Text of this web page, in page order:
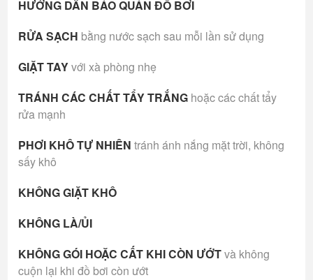
HƯỚNG DẪN BẢO QUẢN ĐỒ BƠI
RỬA SẠCH bằng nước sạch sau mỗi lần sử dụng
GIẶT TAYvới xà phòng nhẹ
TRÁNH CÁC CHẤT TẨY TRẮNG hoặc các chất tẩy
rửa mạnh
PHƠI KHÔ TỰ NHIÊN tránh ánh nắng mặt trời, không
sấy khô
KHÔNG GIẶT KHÔ
KHÔNG LÀ/ỦI
KHÔNG GÓI HOẶC CẤT KHI CÒN ƯỚTvà không
cuộn lại khi đồ bơi còn ướt